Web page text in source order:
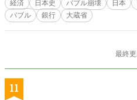
経済 日本史 バブル崩壊 日本
バブル
銀行 大蔵省
最終
11